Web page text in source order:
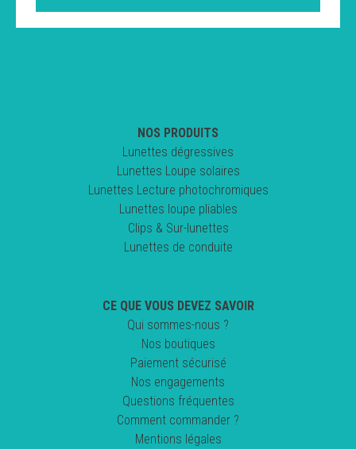
NOS PRODUITS
Lunettes dégressives
Lunettes Loupe solaires
Lunettes Lecture photochromiques
Lunettes loupe pliables
Clips & Sur-lunettes
Lunettes de conduite
CE QUE VOUS DEVEZ SAVOIR
Qui sommes-nous ?
Nos boutiques
Paiement sécurisé
Nos engagements
Questions fréquentes
Comment commander ?
Mentions légales